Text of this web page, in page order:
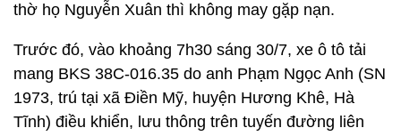
thờ họ Nguyễn Xuân thì không may gặp nạn.
Trước đó, vào khoảng 7h30 sáng 30/7, xe ô tô tải
mang BKS 38C-016.35 do anh Phạm Ngọc Anh (SN
1973, trú tại xã Điền Mỹ, huyện Hương Khê, Hà
Tĩnh) điều khiển, lưu thông trên tuyến đường liên